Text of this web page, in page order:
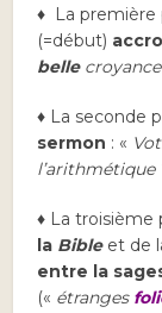
♦ La première
(=début)
belle
♦ La seconde
sermon : «
l’arithmétique
♦ La troisième
la Bibleet de
entre la
(« étranges